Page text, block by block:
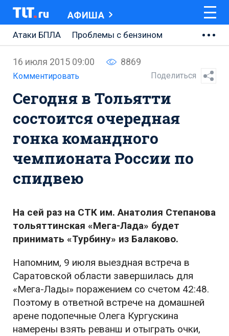
АФИША
Атаки БПЛА
Проблемы с бензином
Ремонт Центральной площади
Ремонт Обводного шоссе
Набережная Тольятти
Неделя Тольятти
16 июля 2015 09:00 8869
Комментировать Поделиться
Сегодня в Тольятти
состоится очередная
гонка командного
чемпионата России по
спидвею
На сей раз на СТК им. Анатолия Степанова
тольяттинская «Мега-Лада» будет
принимать «Турбину» из Балаково.
Напомним, 9 июля выездная встреча в
Саратовской области завершилась для
«Мега-Лады» поражением со счетом 42:48.
Поэтому в ответной встрече на домашней
арене подопечные Олега Кургускина
намерены взять реванш и отыграть очки,